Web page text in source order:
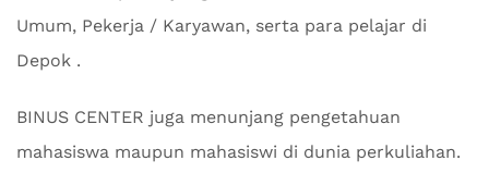
Umum, Pekerja / Karyawan, serta para pelajar di
Depok .
BINUS CENTER juga menunjang pengetahuan
mahasiswa maupun mahasiswi di dunia perkuliahan.